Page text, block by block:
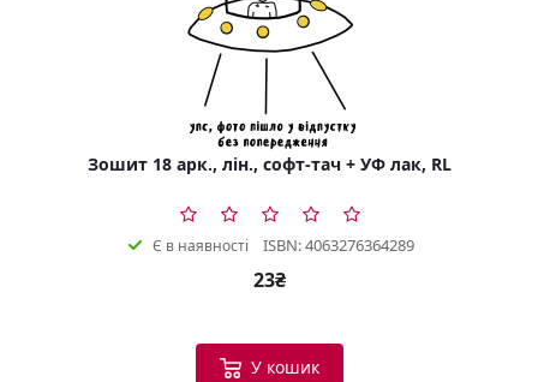
Зошит 18 арк., лін., софт-тач + УФ лак, RL
Є в наявності ISBN: 4063276364289
23₴
У кошик